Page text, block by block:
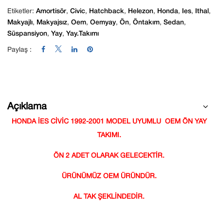
Etiketler: Amortisör, Civic, Hatchback, Helezon, Honda, Ies, Ithal ,
Makyajlı, Makyajsız, Oem, Oemyay, Ön, Öntakım, Sedan,
Süspansiyon, Yay, Yay.takımı
Paylaş :
Açıklama
HONDA İES CİVİC 1992-2001 MODEL UYUMLU OEM ÖN YAY
TAKIMI.
ÖN 2 ADET OLARAK GELECEKTİR.
ÜRÜNÜMÜZ OEM ÜRÜNDÜR.
AL TAK ŞEKLİNDEDİR.